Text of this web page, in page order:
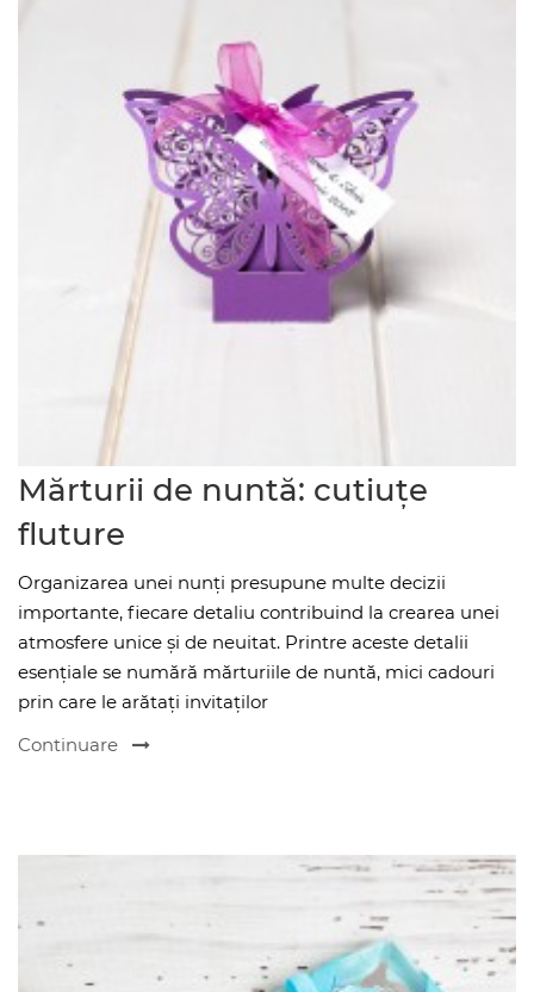
Mărturii de nuntă: cutiuțe
fluture
Organizarea unei nunți presupune multe decizii
importante, fiecare detaliu contribuind la crearea unei
atmosfere unice și de neuitat. Printre aceste detalii
esențiale se numără mărturiile de nuntă, mici cadouri
prin care le arătați invitaților
Continuare